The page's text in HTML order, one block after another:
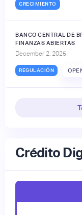
CRECIMIENTO
BANCO CENTRAL DE
FINANZAS ABIERTAS
December 2, 2025
REGULACIÓN
Crédito